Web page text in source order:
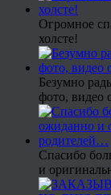
Огромное
холсте!
Безумно
фото, видео
Спасибо
и